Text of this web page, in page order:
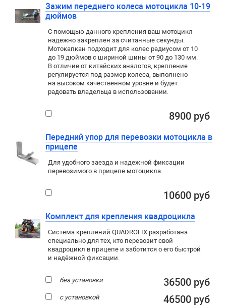
Зажим переднего колеса мотоцикла 10-19
дюймов
С помощью данного крепления ваш мотоцикл
надежно закреплен за считанные секунды.
Мотокапкан подходит для колес радиусом от 10
до 19 дюймов с шириной шины от 90 до 130 мм.
В отличие от китайских аналогов, крепление
регулируется под размер колеса, выполнено
на высоком качественном уровне и будет
радовать владельца в использовании.
8900 руб
Передний упор для перевозки мотоцикла в
прицепе
Для удобного заезда и надежной фиксации
перевозимого в прицепе мотоцикла.
10600 руб
Комплект для крепления квадроцикла
Система креплений QUADROFIX разработана
специально для тех, кто перевозит свой
квадроцикл в прицепе и заботится о его быстрой
и надёжной фиксации.
без установки 36500 руб
с установкой 46500 руб